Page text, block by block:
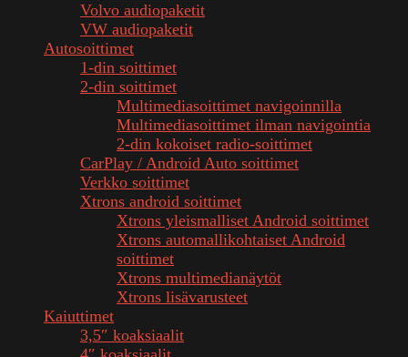
Volvo audiopaketit
VW audiopaketit
Autosoittimet
1-din soittimet
2-din soittimet
Multimediasoittimet navigoinnilla
Multimediasoittimet ilman navigointia
2-din kokoiset radio-soittimet
CarPlay / Android Auto soittimet
Verkko soittimet
Xtrons android soittimet
Xtrons yleismalliset Android soittimet
Xtrons automallikohtaiset Android
soittimet
Xtrons multimedianäytöt
Xtrons lisävarusteet
Kaiuttimet
3,5″ koaksiaalit